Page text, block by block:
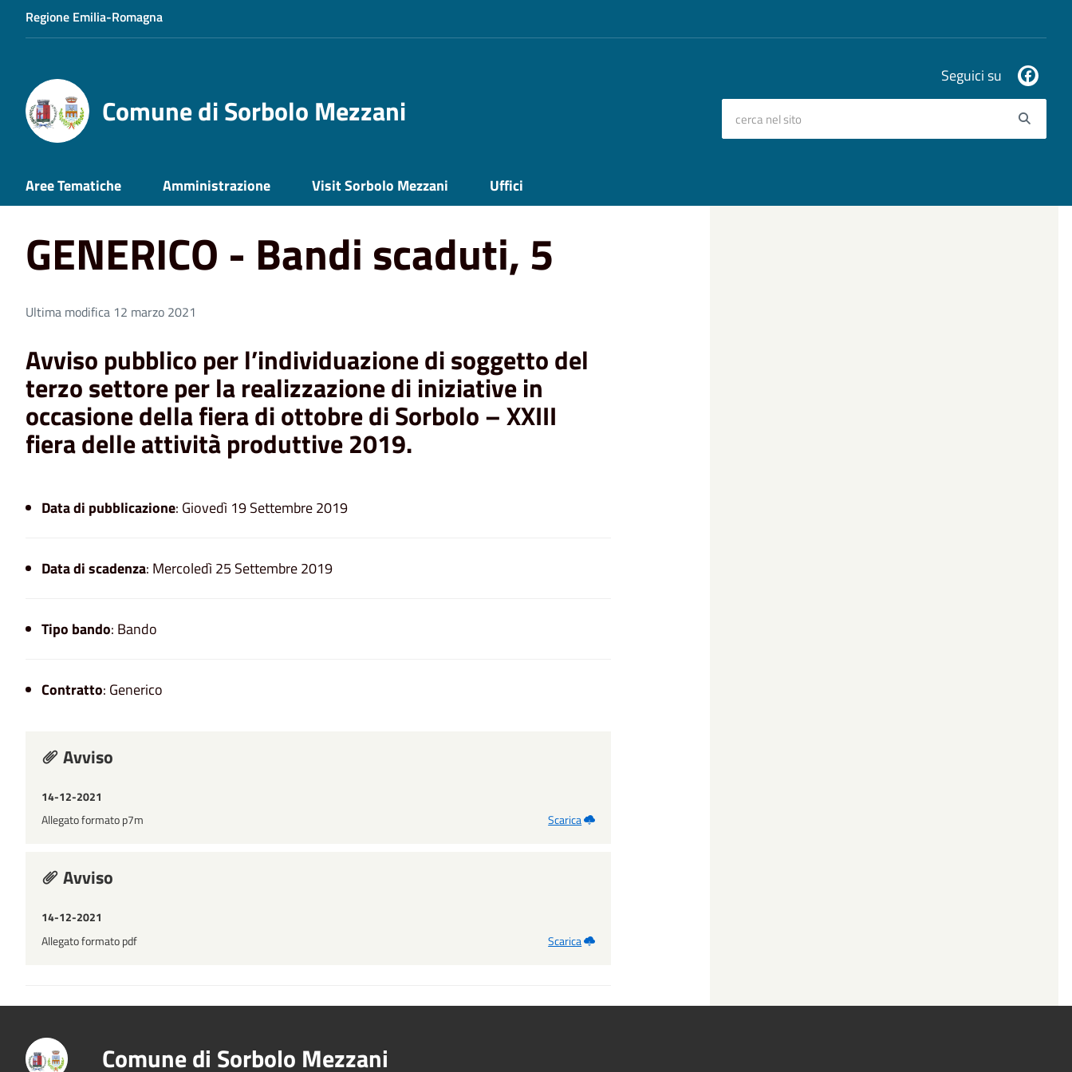
Regione Emilia-Romagna
Comune di Sorbolo Mezzani
Seguici su
Aree Tematiche Amministrazione Visit Sorbolo Mezzani Uffici
Home GENERICO - Bandi scaduti, 5
GENERICO - Bandi scaduti, 5
Ultima modifica 12 marzo 2021
Avviso pubblico per l’individuazione di soggetto del
terzo settore per la realizzazione di iniziative in
occasione della fiera di ottobre di Sorbolo – XXIII
fiera delle attività produttive 2019.
Data di pubblicazione: Giovedì 19 Settembre 2019
Data di scadenza: Mercoledì 25 Settembre 2019
Tipo bando: Bando
Contratto: Generico
Avviso
14-12-2021
Allegato formato p7m
Scarica
Avviso
14-12-2021
Allegato formato pdf
Scarica
Comune di Sorbolo Mezzani